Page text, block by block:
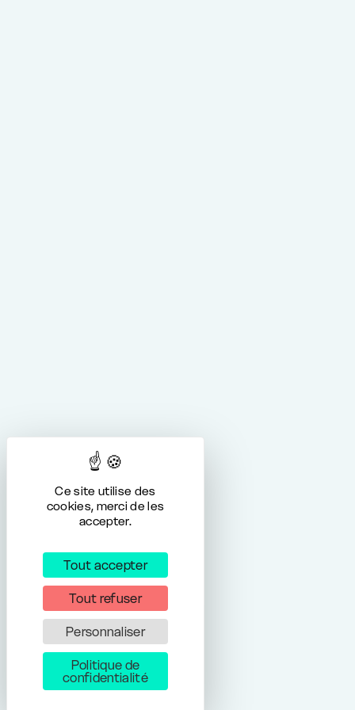
Ce site utilise des
cookies, merci de les
accepter.
Tout accepter
Tout refuser
Personnaliser
Politique de
confidentialité